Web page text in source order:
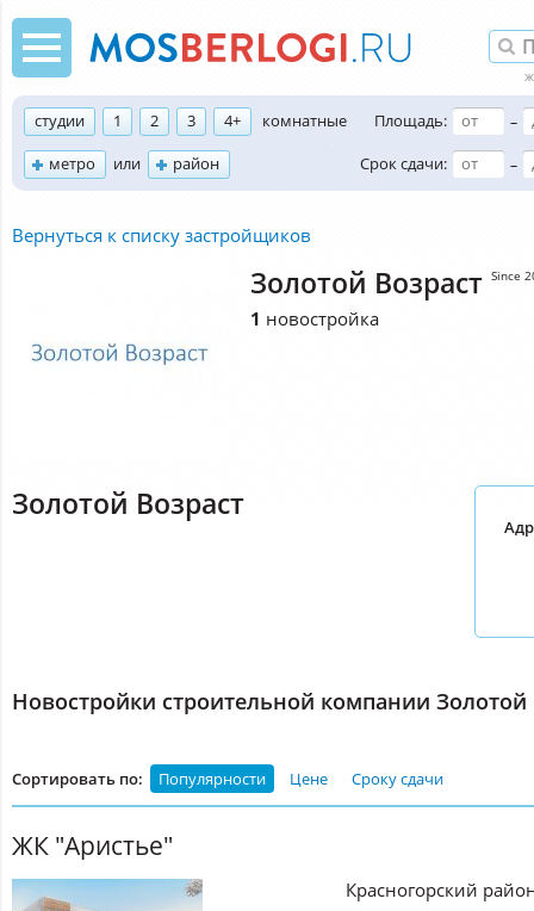
студии 1 2 3 4+
комнатные
метро
или район
Площадь:
–
Срок сдачи:
–
Вернуться к списку застройщиков
Золотой Возраст Since
1 новостройка
Золотой Возраст
Новостройки строительной компании Золотой
Сортировать по: Популярности Цене Сроку сдачи
ЖК "Аристье"
Красногорский